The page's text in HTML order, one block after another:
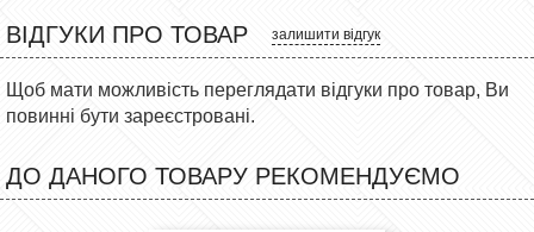
ВІДГУКИ ПРО ТОВАР залишити відгук
Щоб мати можливість переглядати відгуки про товар, Ви
повинні бути зареєстровані.
ДО ДАНОГО ТОВАРУ РЕКОМЕНДУЄМО